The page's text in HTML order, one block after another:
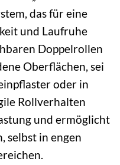
das für eine
und Laufruhe
Doppelrollen
Oberflächen, sei
oder in
Rollverhalten
und ermöglicht
selbst in engen